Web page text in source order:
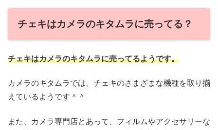
チェキはカメラのキタムラに売ってる？
チェキはカメラのキタムラに売ってるようです。
カメラのキタムラでは、チェキのさまざまな機種を取り揃
えているようです＾＾
また、カメラ専門店とあって、フィルムやアクセサリーな